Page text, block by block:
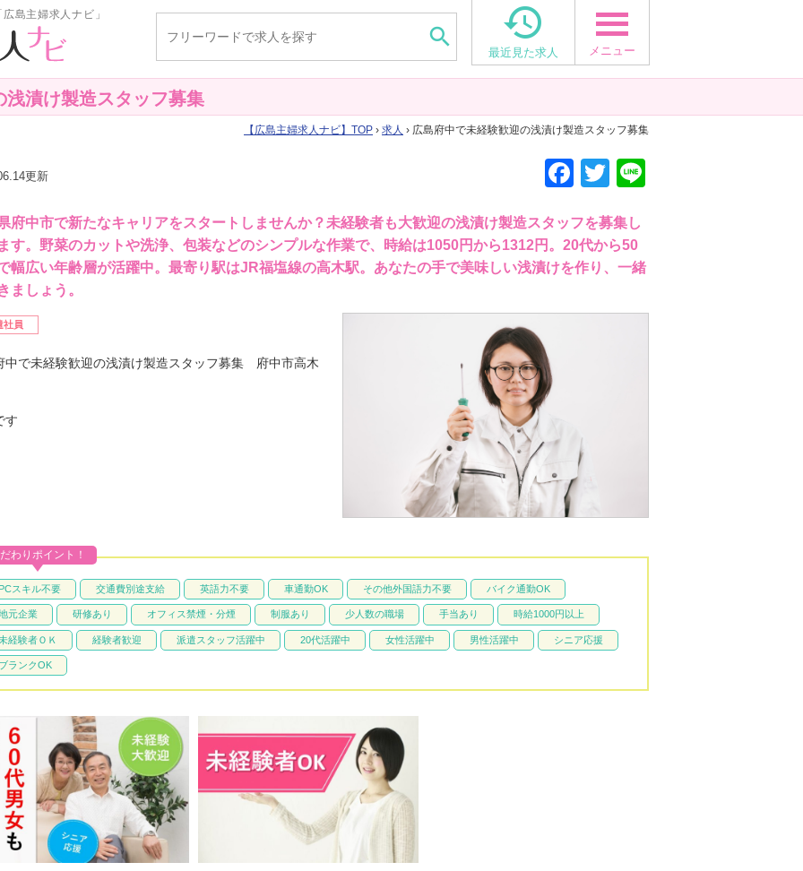
島主婦求人ナビ」
 
最近見た求人 メニュー
漬け製造スタッフ募集
広島主婦求人ナビ TOP › 求人 › 広島府中で未経験歓迎の浅漬け製造スタッフ募集
更新
府中市で新たなキャリアをスタートしませんか？未経験者も大歓迎の浅漬け製造スタッフを募集し
す。野菜のカットや洗浄、包装などのシンプルな作業で、時給は1050円から1312円。20代から50
幅広い年齢層が活躍中。最寄り駅はJR福塩線の高木駅。あなたの手で美味しい浅漬けを作り、一緒
ましょう。
社員
F
c
e
o
T
tt
er
中で未経験歓迎の浅漬け製造スタッフ募集 府中市高木
す
スキル不要 交通費別途支給 英語力不要 車通勤OK その他外国語力不要 バイク通勤OK
元企業 研修あり オフィス禁煙・分煙 制服あり 少人数の職場 手当あり 時給1000円以上
経験者ＯＫ 経験者歓迎 派遣スタッフ活躍中 20代活躍中 女性活躍中 男性活躍中 シニア応援
ランクOK
わりポイント！